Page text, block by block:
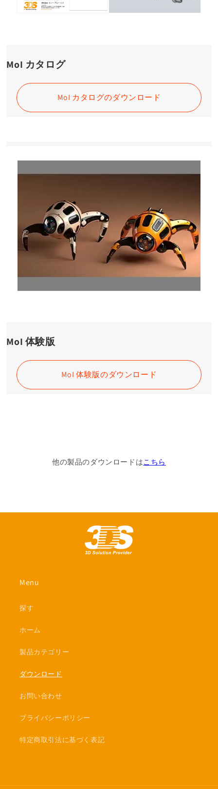
MoI カタログ
MoI カタログのダウンロード
MoI 体験版
MoI 体験版のダウンロード
他の製品のダウンロードはこちら
Menu
探す
ホーム
製品カテゴリー
ダウンロード
お問い合わせ
プライバシーポリシー
特定商取引法に基づく表記